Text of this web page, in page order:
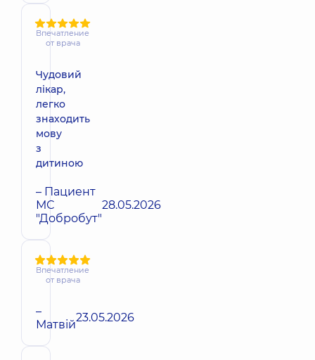
Впечатление
от врача
Чудовий
лікар,
легко
знаходить
мову
з
дитиною
– Пациент
МС
"Добробут"
28.05.2026
Впечатление
от врача
–
Матвій23.05.2026